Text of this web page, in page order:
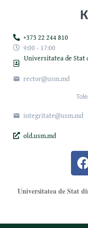
+373 22 244 810
9:00 - 17:00
Universitatea de Stat
rector@usm.md
integritate@usm.md
old.usm.md
Universitatea de Stat